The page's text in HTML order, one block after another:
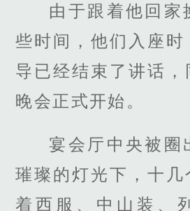
由于跟着他回家
些时间，他们入座时
导已经结束了讲话，
晚会正式开始。
宴会厅中央被圈
璀璨的灯光下，十几
着西服、中山装、